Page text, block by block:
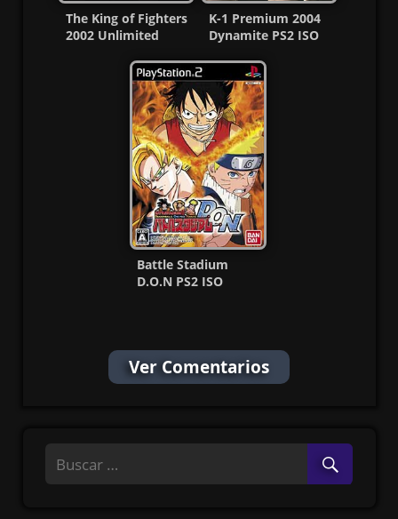
The King of Fighters
2002 Unlimited
K-1 Premium 2004
Dynamite PS2 ISO
Battle Stadium
D.O.N PS2 ISO
Ver Comentarios